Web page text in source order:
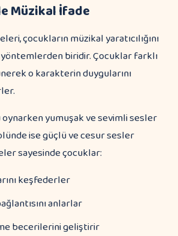
Müzikal İfade
çocukların müzikal yaratıcılığını
biridir. Çocuklar farklı
o karakterin duygularını
yumuşak ve sevimli sesler
ise güçlü ve cesur sesler
sayesinde çocuklar:
keşfederler
anlarlar
becerilerini geliştirir